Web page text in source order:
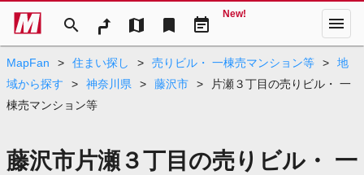
search map bookmark event_note
New! menu
MapFan > 住まい探し > 売りビル・ 一棟売マンション等 >
地
域から探す
> 神奈川県 > 藤沢市 >
片瀬３丁目の売りビル・ 一
棟売マンション等
藤沢市片瀬３丁目の売りビル・ 一